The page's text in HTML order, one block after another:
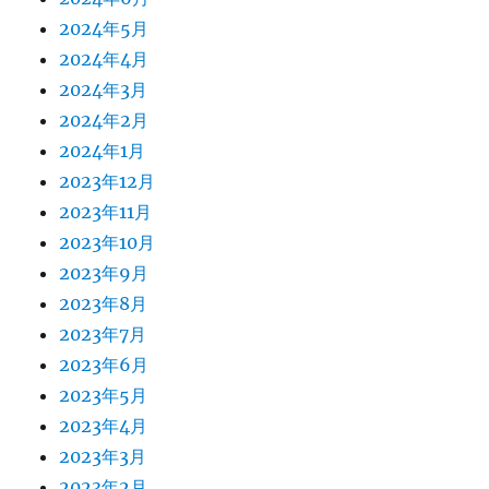
2024年5月
2024年4月
2024年3月
2024年2月
2024年1月
2023年12月
2023年11月
2023年10月
2023年9月
2023年8月
2023年7月
2023年6月
2023年5月
2023年4月
2023年3月